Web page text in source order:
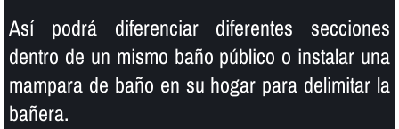
Así­ podrá diferenciar diferentes secciones
dentro de un mismo baño público o instalar una
mampara de baño en su hogar para delimitar la
bañera.